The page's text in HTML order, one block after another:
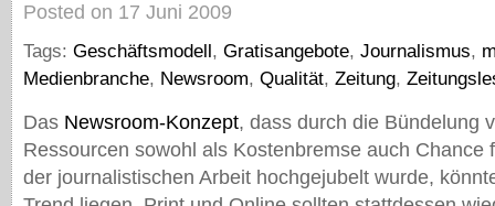
Posted on 17 Juni 2009
Tags: Geschäftsmodell, Gratisangebote, Journalismus,
Medienbranche, Newsroom, Qualität, Zeitung,
Das Newsroom-Konzept, dass durch die Bündelung
Ressourcen sowohl als Kostenbremse auch Chance
der journalistischen Arbeit hochgejubelt wurde,